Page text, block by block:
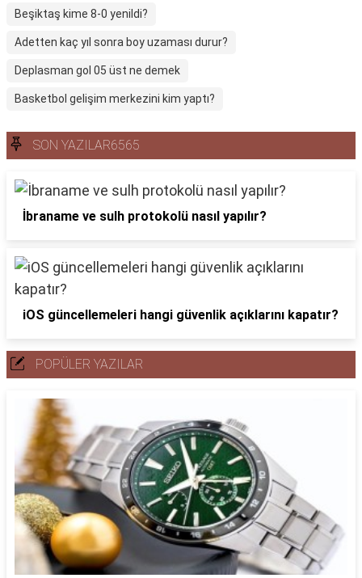
Beşiktaş kime 8-0 yenildi?
Adetten kaç yıl sonra boy uzaması durur?
Deplasman gol 05 üst ne demek
Basketbol gelişim merkezini kim yaptı?
SON YAZILAR6565
İbraname ve sulh protokolü nasıl yapılır?
iOS güncellemeleri hangi güvenlik açıklarını kapatır?
POPÜLER YAZILAR